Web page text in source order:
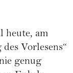
heute, am
Vorlesens“
genug